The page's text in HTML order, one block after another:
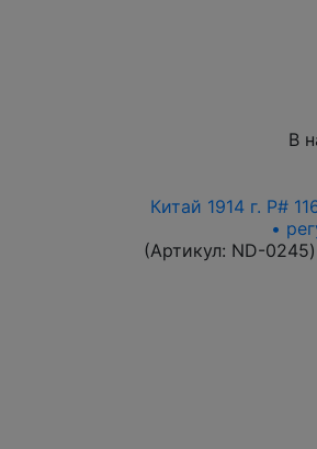
В
Китай 1914 г. P#
•
(Артикул: ND-0245)